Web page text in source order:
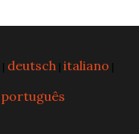
| deutsch |italiano |
português